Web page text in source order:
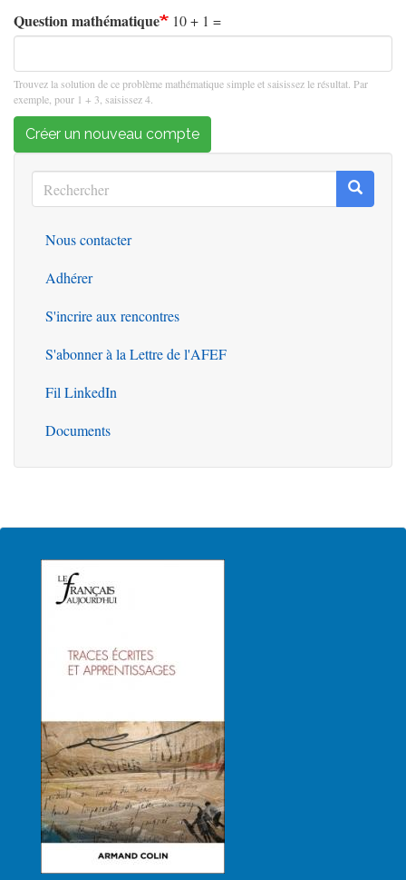
Question mathématique 10 + 1 =
Trouvez la solution de ce problème mathématique simple et saisissez le résultat. Par
exemple, pour 1 + 3, saisissez 4.
Créer un nouveau compte
Rechercher
Rechercher
Outils
Nous contacter
Adhérer
S'incrire aux rencontres
S'abonner à la Lettre de l'AFEF
Fil LinkedIn
Documents